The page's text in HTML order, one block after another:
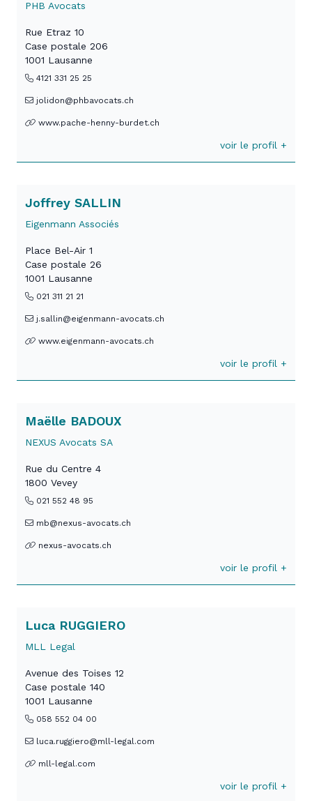
PHB Avocats
Rue Etraz 10
Case postale 206
1001 Lausanne
4121 331 25 25
jolidon@phbavocats.ch
www.pache-henny-burdet.ch
voir le profil +
Joffrey SALLIN
Eigenmann Associés
Place Bel-Air 1
Case postale 26
1001 Lausanne
021 311 21 21
j.sallin@eigenmann-avocats.ch
www.eigenmann-avocats.ch
voir le profil +
Maëlle BADOUX
NEXUS Avocats SA
Rue du Centre 4
1800 Vevey
021 552 48 95
mb@nexus-avocats.ch
nexus-avocats.ch
voir le profil +
Luca RUGGIERO
MLL Legal
Avenue des Toises 12
Case postale 140
1001 Lausanne
058 552 04 00
luca.ruggiero@mll-legal.com
mll-legal.com
voir le profil +